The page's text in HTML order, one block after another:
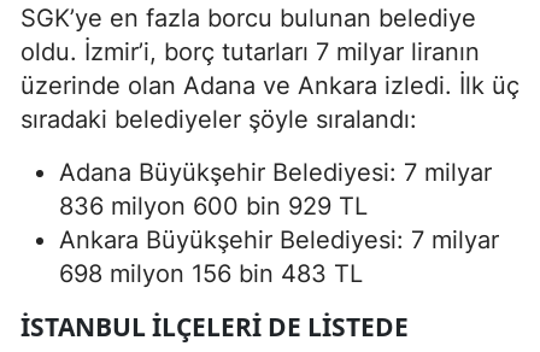
SGK’ye en fazla borcu bulunan belediye
oldu. İzmir’i, borç tutarları 7 milyar liranın
üzerinde olan Adana ve Ankara izledi. İlk üç
sıradaki belediyeler şöyle sıralandı:
Adana Büyükşehir Belediyesi: 7 milyar
836 milyon 600 bin 929 TL
Ankara Büyükşehir Belediyesi: 7 milyar
698 milyon 156 bin 483 TL
İSTANBUL ILÇELERI DE LISTEDE